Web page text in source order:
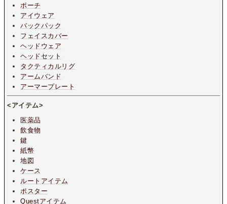
ポーチ
アイウェア
バックパック
フェイスカバー
ヘッドウェア
ヘッドセット
タクティカルリグ
アームバンド
アーマープレート
<アイテム>
医薬品
飲食物
鍵
紙幣
地図
ケース
ルートアイテム
ポスター
Questアイテム